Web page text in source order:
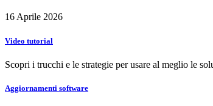
16 Aprile 2026
Video tutorial
Scopri i trucchi e le strategie per usare al meglio le
Aggiornamenti software